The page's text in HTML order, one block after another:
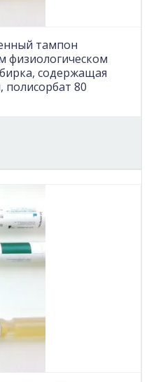
тампон
физиологическом
содержащая
полисорбат 80